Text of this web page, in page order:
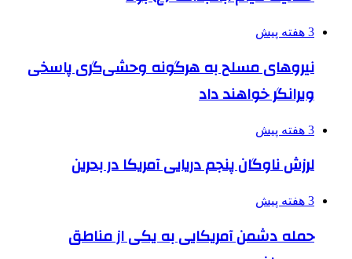
3 هفته پیش
نیروهای مسلح به هرگونه وحشی‌گری پاسخی
ویرانگر خواهند داد
3 هفته پیش
لرزش ناوگان پنجم دریایی آمریکا در بحرین
3 هفته پیش
حمله دشمن آمریکایی به یکی از مناطق